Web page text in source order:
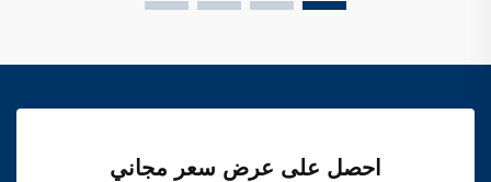
احصل على عرض سعر مجاني